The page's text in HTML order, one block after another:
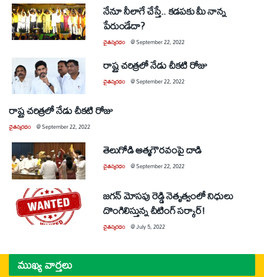
నేనూ నీలాగే చేస్తే.. కడపకు మీ నాన్న
పేరుండేదా?
చైతన్యరధం @September 22, 2022
రాష్ట్ర చరిత్రలో నేడు చీకటి రోజు
చైతన్యరధం @September 22, 2022
రాష్ట్ర చరిత్రలో నేడు చీకటి రోజు
చైతన్యరధం @September 22, 2022
తెలుగోడి ఆత్మగౌరవంపై దాడి
చైతన్యరధం @September 22, 2022
జగన్‌ మోసపు రెడ్డి నెతృత్వంలో నిధులు
దొంగిలిస్తున్న చీటింగ్‌ సర్కార్‌!
చైతన్యరధం @July 5, 2022
ముఖ్య వార్తలు